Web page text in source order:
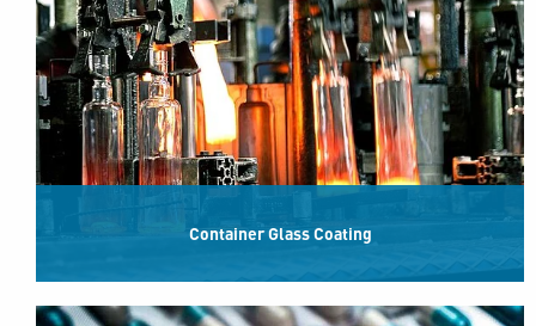
Container Glass Coating